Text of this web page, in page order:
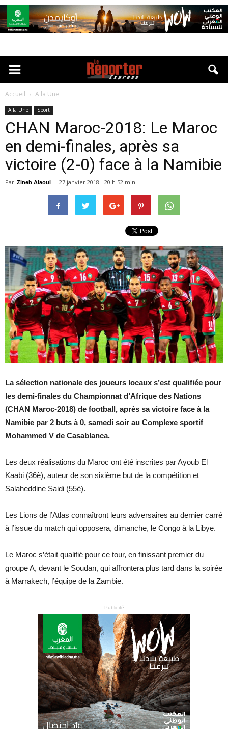
Accueil A la Une
A la Une Sport
CHAN Maroc-2018: Le Maroc
en demi-finales, après sa
victoire (2-0) face à la Namibie
Par Zineb Alaoui - 27 janvier 2018 - 20 h 52 min
La sélection nationale des joueurs locaux s’est qualifiée pour
les demi-finales du Championnat d’Afrique des Nations
(CHAN Maroc-2018) de football, après sa victoire face à la
Namibie par 2 buts à 0, samedi soir au Complexe sportif
Mohammed V de Casablanca.
Les deux réalisations du Maroc ont été inscrites par Ayoub El
Kaabi (36è), auteur de son sixième but de la compétition et
Salaheddine Saidi (55è).
Les Lions de l’Atlas connaîtront leurs adversaires au dernier carré
à l’issue du match qui opposera, dimanche, le Congo à la Libye.
Le Maroc s’était qualifié pour ce tour, en finissant premier du
groupe A, devant le Soudan, qui affrontera plus tard dans la soirée
à Marrakech, l’équipe de la Zambie.
- Publicité -